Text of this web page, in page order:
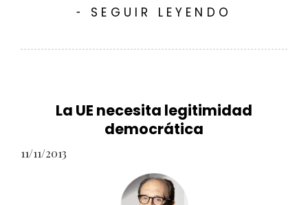
- SEGUIR LEYENDO
La UE necesita legitimidad
democrática
11/11/2013